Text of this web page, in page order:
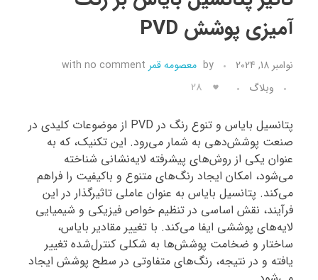
تماس با ما
آمیزی پوشش PVD
نوامبر 18, 2024 by معصومه قمر with no comment
وبلاگ
28
پتانسیل بایاس و تنوع رنگ در PVD از موضوعات کلیدی در
صنعت پوشش‌دهی به شمار می‌رود. این تکنیک، که به
عنوان یکی از روش‌های پیشرفته لایه‌نشانی شناخته
می‌شود، امکان ایجاد رنگ‌های متنوع و باکیفیت را فراهم
می‌کند. پتانسیل بایاس به عنوان عاملی تاثیرگذار در این
فرآیند، نقش اساسی در تنظیم خواص فیزیکی و شیمیایی
لایه‌های پوششی ایفا می‌کند. با تغییر مقادیر بایاس،
ساختار و ضخامت پوشش‌ها به شکلی کنترل‌شده تغییر
یافته و در نتیجه، رنگ‌های متفاوتی در سطح پوشش ایجاد